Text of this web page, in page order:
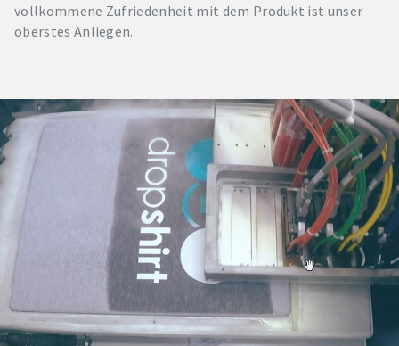
vollkommene Zufriedenheit mit dem Produkt ist unser
oberstes Anliegen.